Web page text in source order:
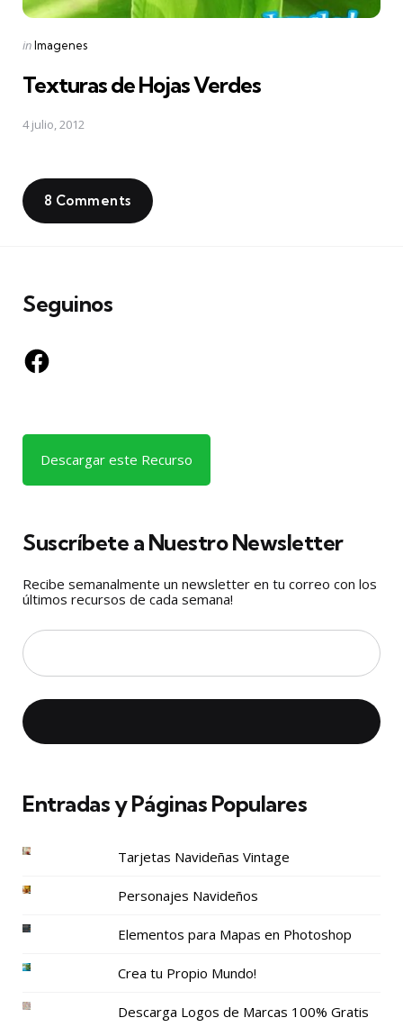
Posted
inImagenes
Texturas de Hojas Verdes
4 julio, 2012
8 Comments
Seguinos
Facebook
Descargar este Recurso
Suscríbete a Nuestro Newsletter
Recibe semanalmente un newsletter en tu correo con los
últimos recursos de cada semana!
Entradas y Páginas Populares
Tarjetas Navideñas Vintage
Personajes Navideños
Elementos para Mapas en Photoshop
Crea tu Propio Mundo!
Descarga Logos de Marcas 100% Gratis